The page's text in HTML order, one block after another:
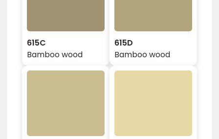
615C
Bamboo wood
615D
Bamboo wood